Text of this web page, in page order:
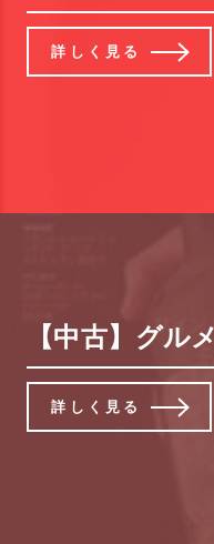
詳しく見る
【中古】グル
詳しく見る